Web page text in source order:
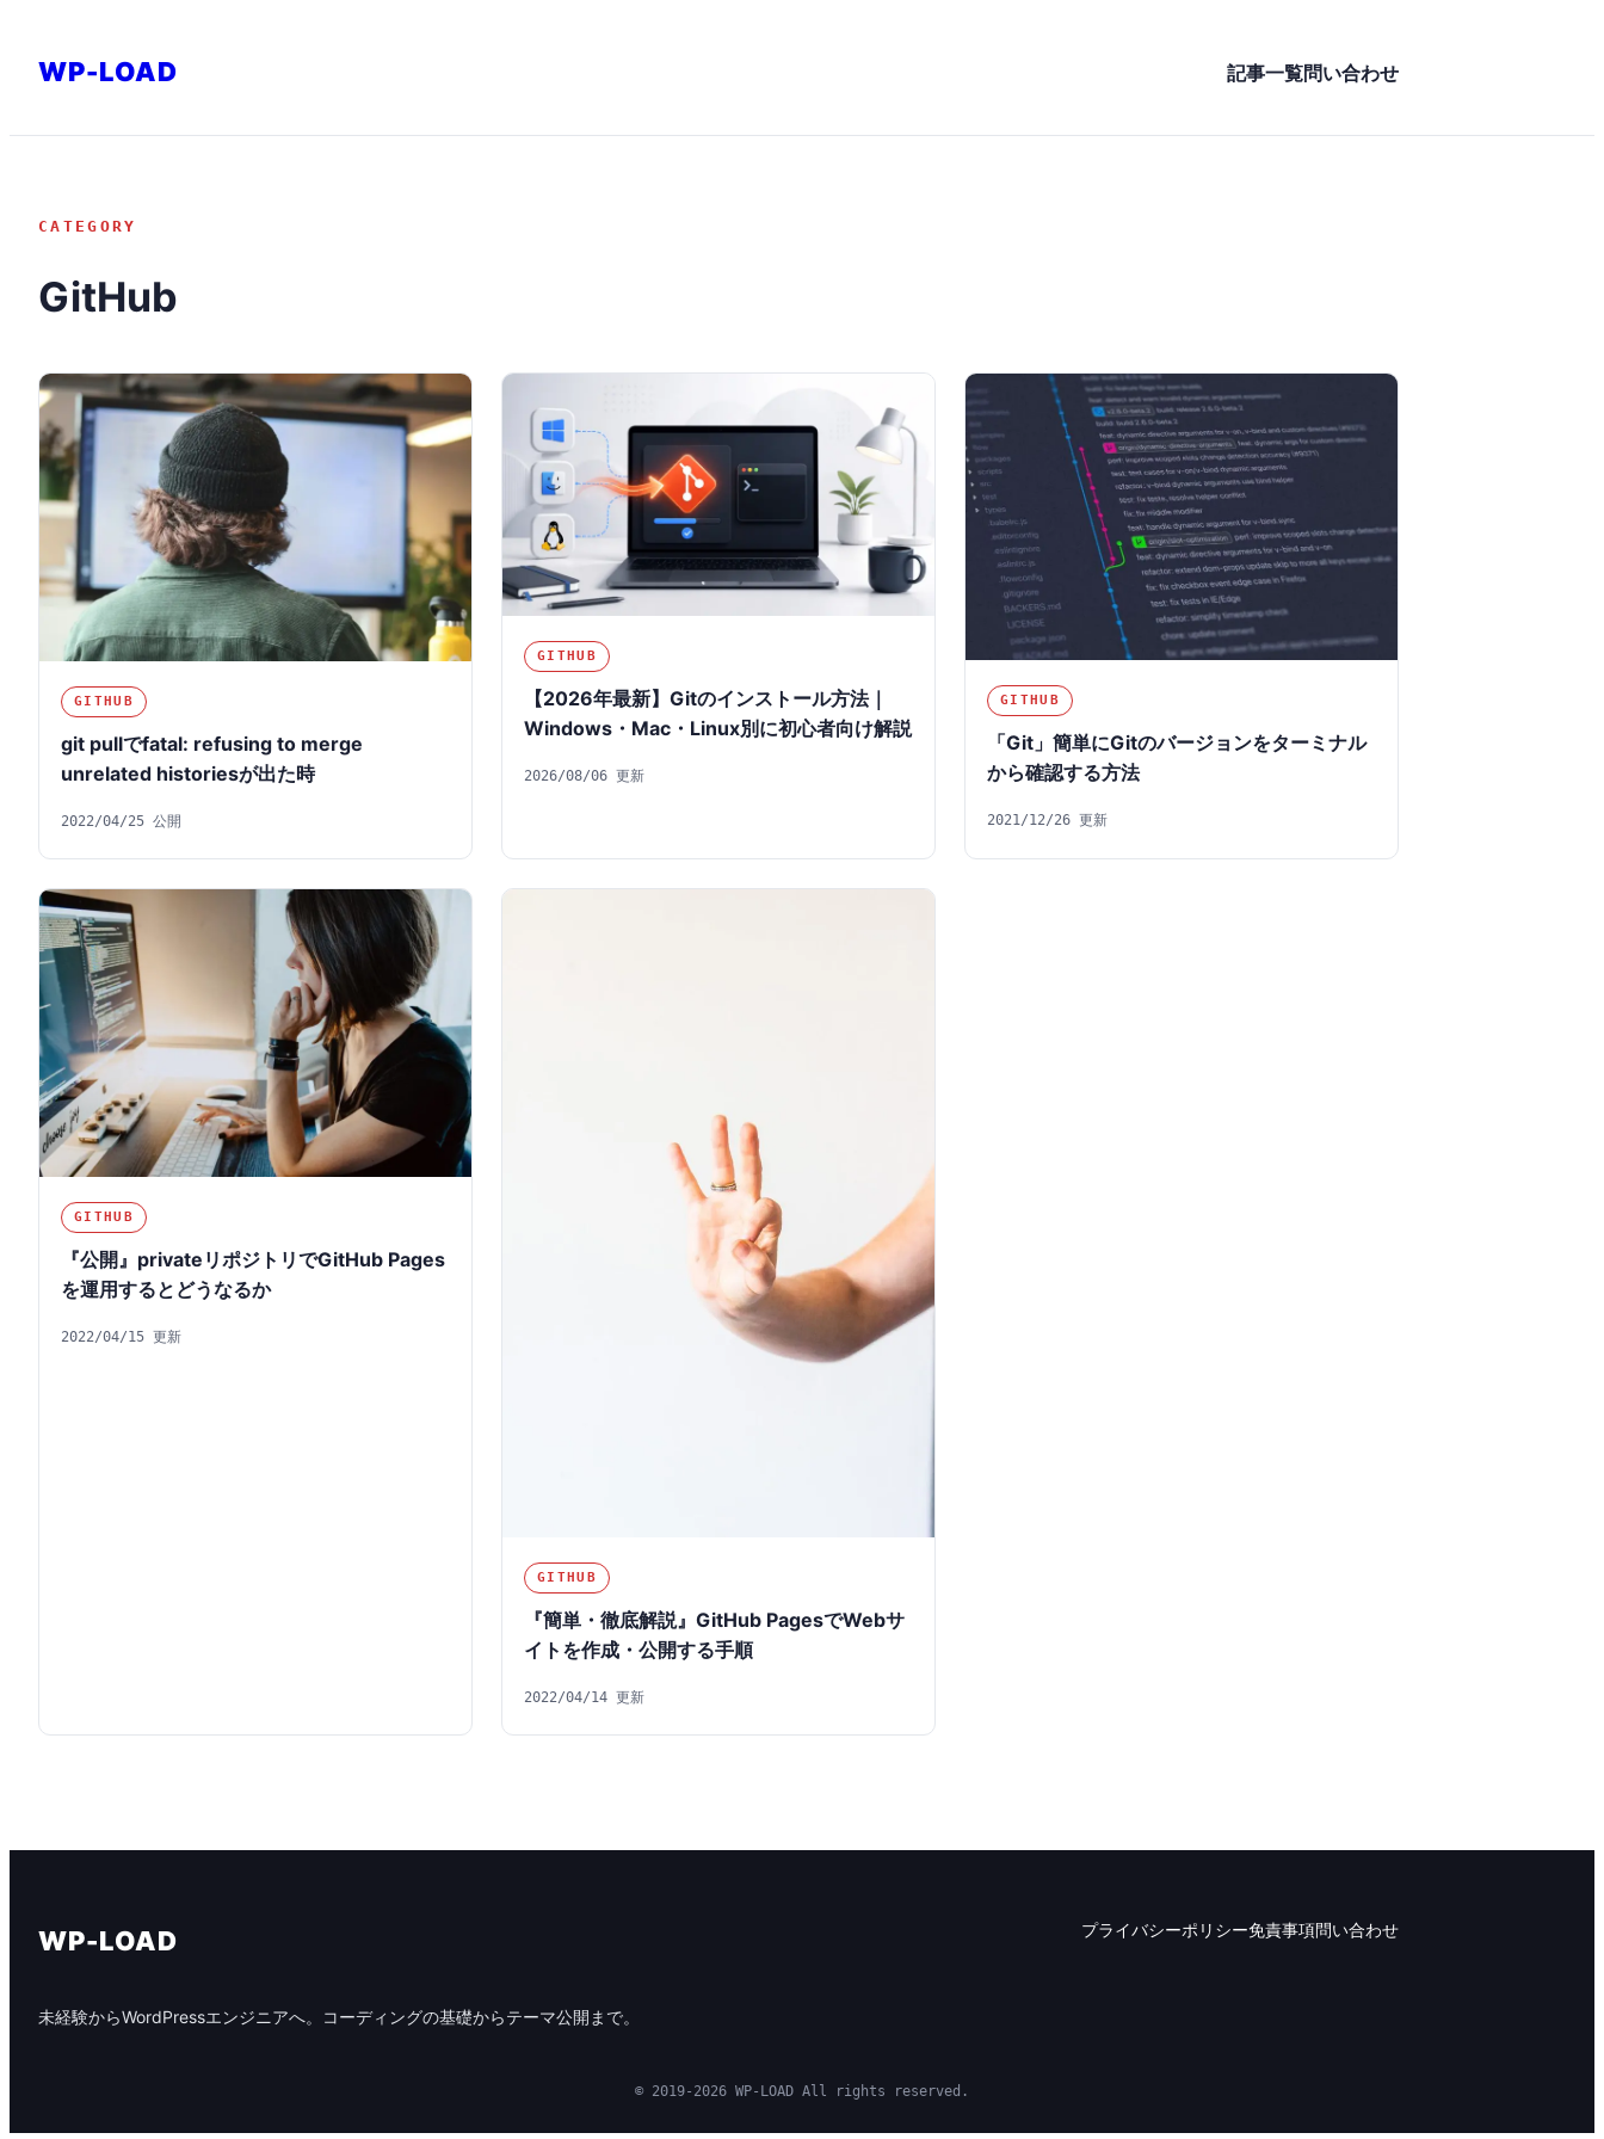
ス
WP-LOAD 記事一覧問い合わせ
CATEGORY
GitHub
GITHUB
git pullでfatal: refusing to merge
unrelated historiesが出た時
2022/04/25 公開
GITHUB
【2026年最新】Gitのインストール方法｜
Windows・Mac・Linux別に初心者向け解説
2026/08/06 更新
GITHUB
「Git」簡単にGitのバージョンをターミナル
から確認する方法
2021/12/26 更新
GITHUB
『公開』privateリポジトリでGitHub Pages
を運用するとどうなるか
2022/04/15 更新
GITHUB
『簡単・徹底解説』GitHub PagesでWebサ
イトを作成・公開する手順
2022/04/14 更新
WP-LOAD
未経験からWordPressエンジニアへ。コーディングの基礎からテーマ公開まで。
プライバシーポリシー免責事項問い合わせ
© 2019-2026 WP-LOAD All rights reserved.